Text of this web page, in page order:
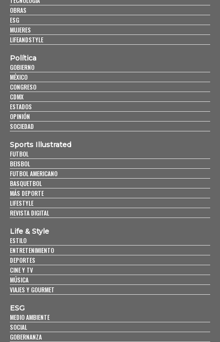
OBRAS
ESG
MUJERES
LIFEANDSTYLE
Política
GOBIERNO
MÉXICO
CONGRESO
CDMX
ESTADOS
OPINIÓN
SOCIEDAD
Sports Illustrated
FUTBOL
BEISBOL
FUTBOL AMERICANO
BASQUETBOL
MÁS DEPORTE
LIFESTYLE
REVISTA DIGITAL
Life & Style
ESTILO
ENTRETENIMIENTO
DEPORTES
CINE Y TV
MÚSICA
VIAJES Y GOURMET
ESG
MEDIO AMBIENTE
SOCIAL
GOBERNANZA